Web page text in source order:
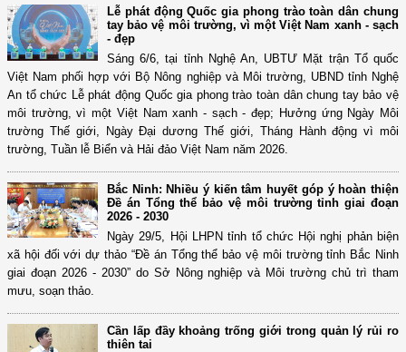
Lễ phát động Quốc gia phong trào toàn dân chung
tay bảo vệ môi trường, vì một Việt Nam xanh - sạch
- đẹp
Sáng 6/6, tại tỉnh Nghệ An, UBTƯ Mặt trận Tổ quốc
Việt Nam phối hợp với Bộ Nông nghiệp và Môi trường, UBND tỉnh Nghệ
An tổ chức Lễ phát động Quốc gia phong trào toàn dân chung tay bảo vệ
môi trường, vì một Việt Nam xanh - sạch - đẹp; Hưởng ứng Ngày Môi
trường Thế giới, Ngày Đại dương Thế giới, Tháng Hành động vì môi
trường, Tuần lễ Biển và Hải đảo Việt Nam năm 2026.
Bắc Ninh: Nhiều ý kiến tâm huyết góp ý hoàn thiện
Đề án Tổng thể bảo vệ môi trường tỉnh giai đoạn
2026 - 2030
Ngày 29/5, Hội LHPN tỉnh tổ chức Hội nghị phản biện
xã hội đối với dự thảo “Đề án Tổng thể bảo vệ môi trường tỉnh Bắc Ninh
giai đoạn 2026 - 2030” do Sở Nông nghiệp và Môi trường chủ trì tham
mưu, soạn thảo.
Cần lấp đầy khoảng trống giới trong quản lý rủi ro
thiên tai